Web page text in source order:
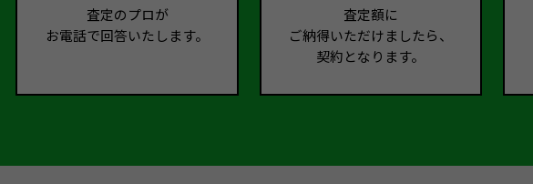
査定のプロが
お電話で回答いたします。
査定額に
ご納得いただけましたら、
契約となります。